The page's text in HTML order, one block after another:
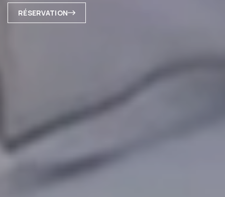
RÉSERVATION